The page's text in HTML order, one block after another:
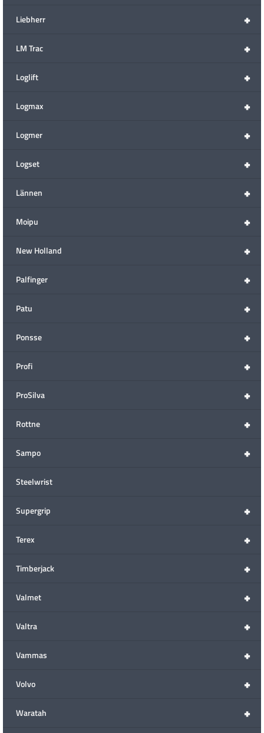
+
Liebherr
+
LM Trac
+
Loglift
+
Logmax
+
Logmer
+
Logset
+
Lännen
+
Moipu
+
New Holland
+
Palfinger
+
Patu
+
Ponsse
+
Profi
+
ProSilva
+
Rottne
+
Sampo
Steelwrist
+
Supergrip
+
Terex
+
Timberjack
+
Valmet
+
Valtra
+
Vammas
+
Volvo
+
Waratah